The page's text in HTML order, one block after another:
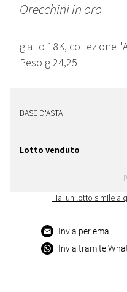
Orecchini in oro
giallo 18K, collezione
Peso g 24,25
BASE D'ASTA
Lotto venduto
I
Hai un lotto simile a
Invia per email
Invia tramite